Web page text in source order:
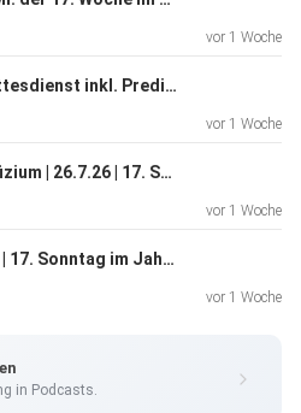
vor 1 Woche
Vesper u. Wortgottesdienst inkl. Predigt | 28.7.26 | Di. 17. Wo. im Jahreskreis | Jerusalemgemeinschaften
vor 1 Woche
Auferstehungsoffizium | 26.7.26 | 17. Sonntag im Jahreskreis | Gemeinschaften von Jerusalem
vor 1 Woche
1. Vesper | 25.7.27 | 17. Sonntag im Jahreskreis | Jerusalemgemeinschaften
vor 1 Woche
in Podcasts.